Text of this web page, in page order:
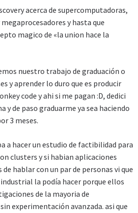
acerca de supercomputadoras,
y hasta que
magico de «la union hace la
nuestro trabajo de graduación o
y aprender lo duro que es producir
code y ahi si me pagan :D, dedici
y de paso graduarme ya sea haciendo
3 meses.
a hacer un estudio de factibilidad para
clusters y si habian aplicaciones
hablar con un par de personas vi que
la podía hacer porque ellos
de la mayoria de
experimentación avanzada. asi que